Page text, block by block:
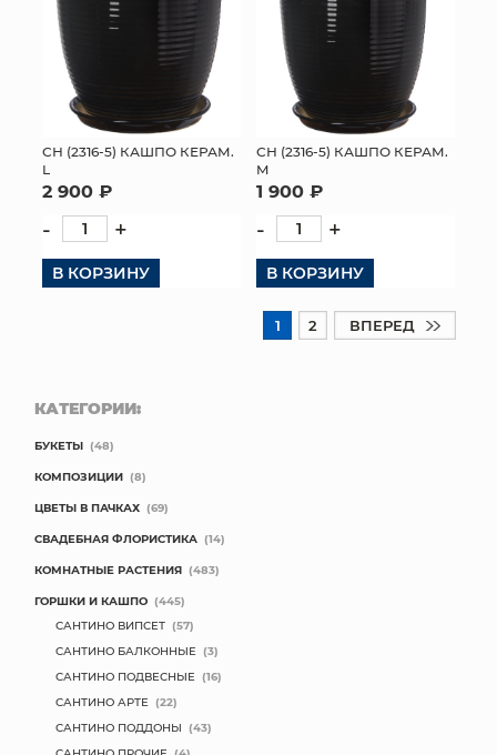
СН (2316-5) КАШПО КЕРАМ.
L
2 900 ₽
- +
В КОРЗИНУ
СН (2316-5) КАШПО КЕРАМ.
M
1 900 ₽
- +
В КОРЗИНУ
1 2 ВПЕРЕД
КАТЕГОРИИ:
БУКЕТЫ (48)
КОМПОЗИЦИИ (8)
ЦВЕТЫ В ПАЧКАХ (69)
СВАДЕБНАЯ ФЛОРИСТИКА (14)
КОМНАТНЫЕ РАСТЕНИЯ (483)
ГОРШКИ И КАШПО (445)
САНТИНО ВИПСЕТ (57)
САНТИНО БАЛКОННЫЕ (3)
САНТИНО ПОДВЕСНЫЕ (16)
САНТИНО АРТЕ (22)
САНТИНО ПОДДОНЫ (43)